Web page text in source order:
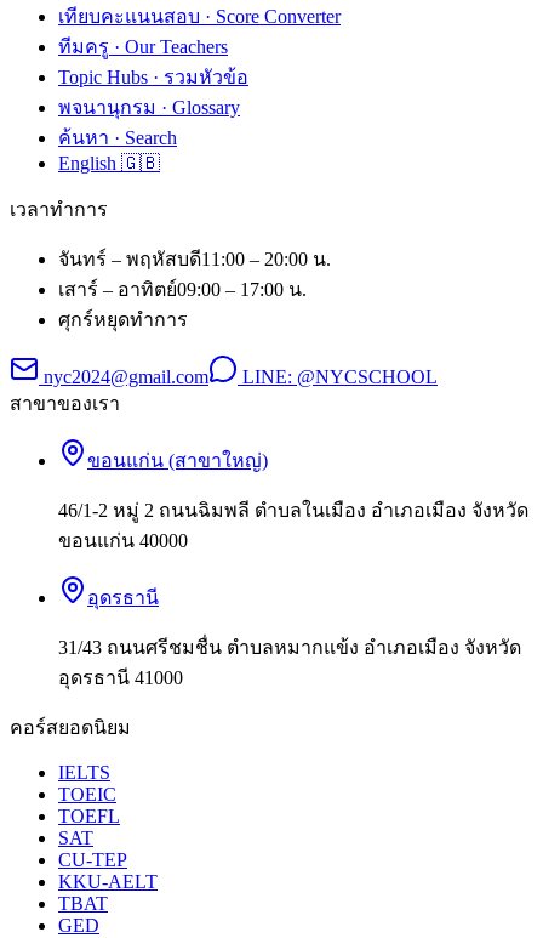
เทียบคะแนนสอบ · Score Converter
ทีมครู · Our Teachers
Topic Hubs · รวมหัวข้อ
พจนานุกรม · Glossary
ค้นหา · Search
English 🇬🇧
เวลาทำการ
จันทร์ – พฤหัสบดี11:00 – 20:00 น.
เสาร์ – อาทิตย์09:00 – 17:00 น.
ศุกร์หยุดทำการ
nyc2024@gmail.com LINE: @NYCSCHOOL
สาขาของเรา
ขอนแก่น (สาขาใหญ่)
46/1-2 หมู่ 2 ถนนฉิมพลี ตำบลในเมือง อำเภอเมือง จังหวัด
ขอนแก่น 40000
อุดรธานี
31/43 ถนนศรีชมชื่น ตำบลหมากแข้ง อำเภอเมือง จังหวัด
อุดรธานี 41000
คอร์สยอดนิยม
IELTS
TOEIC
TOEFL
SAT
CU-TEP
KKU-AELT
TBAT
GED